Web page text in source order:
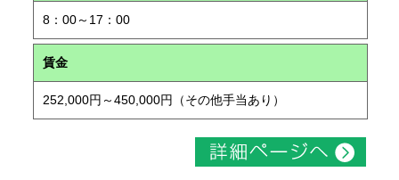
8：00～17：00
賃金
252,000円～450,000円（その他手当あり）